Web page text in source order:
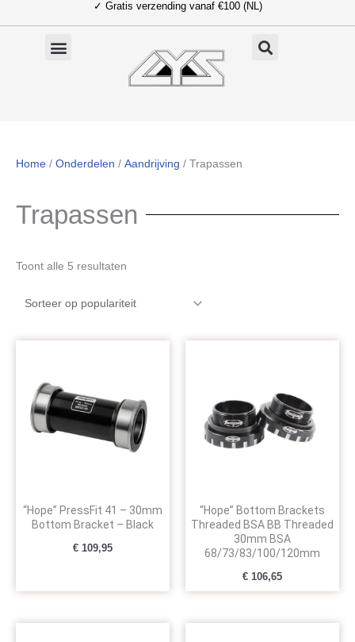
naar
✓ Gratis verzending vanaf €100 (NL)
Home / Onderdelen / Aandrijving / Trapassen
Trapassen
Toont alle 5 resultaten
populariteit
“Hope” PressFit 41 – 30mm
Bottom Bracket – Black
€ 109,95
“Hope” Bottom Brackets
Threaded BSA BB Threaded
30mm BSA
68/73/83/100/120mm
€ 106,65